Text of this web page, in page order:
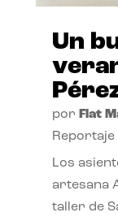
Un
por Flat
Reportaje
Los
artesana
taller de